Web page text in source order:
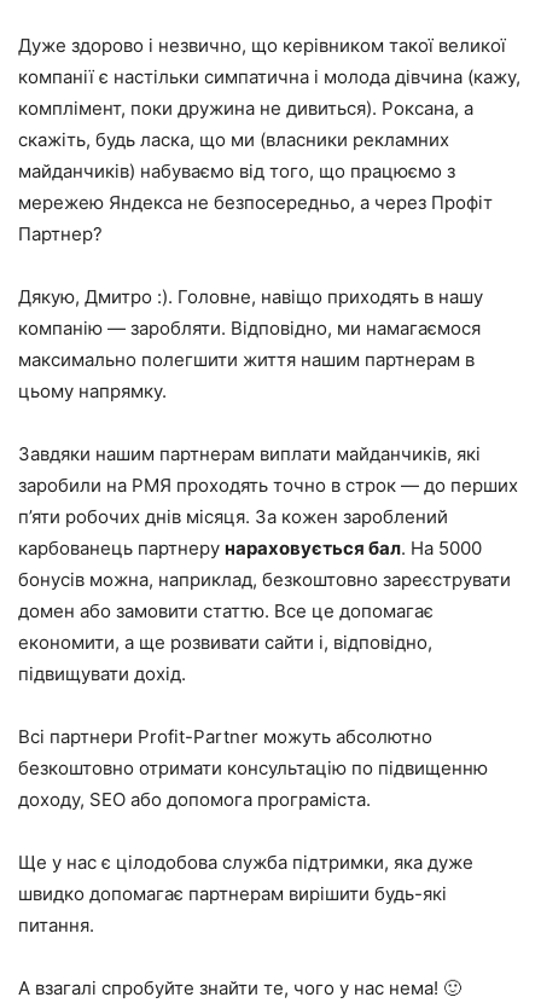
Дуже здорово і незвично, що керівником такої великої
компанії є настільки симпатична і молода дівчина (кажу,
комплімент, поки дружина не дивиться). Роксана, а
скажіть, будь ласка, що ми (власники рекламних
майданчиків) набуваємо від того, що працюємо з
мережею Яндекса не безпосередньо, а через Профіт
Партнер?
Дякую, Дмитро :). Головне, навіщо приходять в нашу
компанію — заробляти. Відповідно, ми намагаємося
максимально полегшити життя нашим партнерам в
цьому напрямку.
Завдяки нашим партнерам виплати майданчиків, які
заробили на РМЯ проходять точно в строк — до перших
п’яти робочих днів місяця. За кожен зароблений
карбованець партнеру нараховується бал. На 5000
бонусів можна, наприклад, безкоштовно зареєструвати
домен або замовити статтю. Все це допомагає
економити, а ще розвивати сайти і, відповідно,
підвищувати дохід.
Всі партнери Profit-Partner можуть абсолютно
безкоштовно отримати консультацію по підвищенню
доходу, SEO або допомога програміста.
Ще у нас є цілодобова служба підтримки, яка дуже
швидко допомагає партнерам вирішити будь-які
питання.
А взагалі спробуйте знайти те, чого у нас нема! 🙂